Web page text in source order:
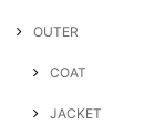
OUTER
COAT
JACKET